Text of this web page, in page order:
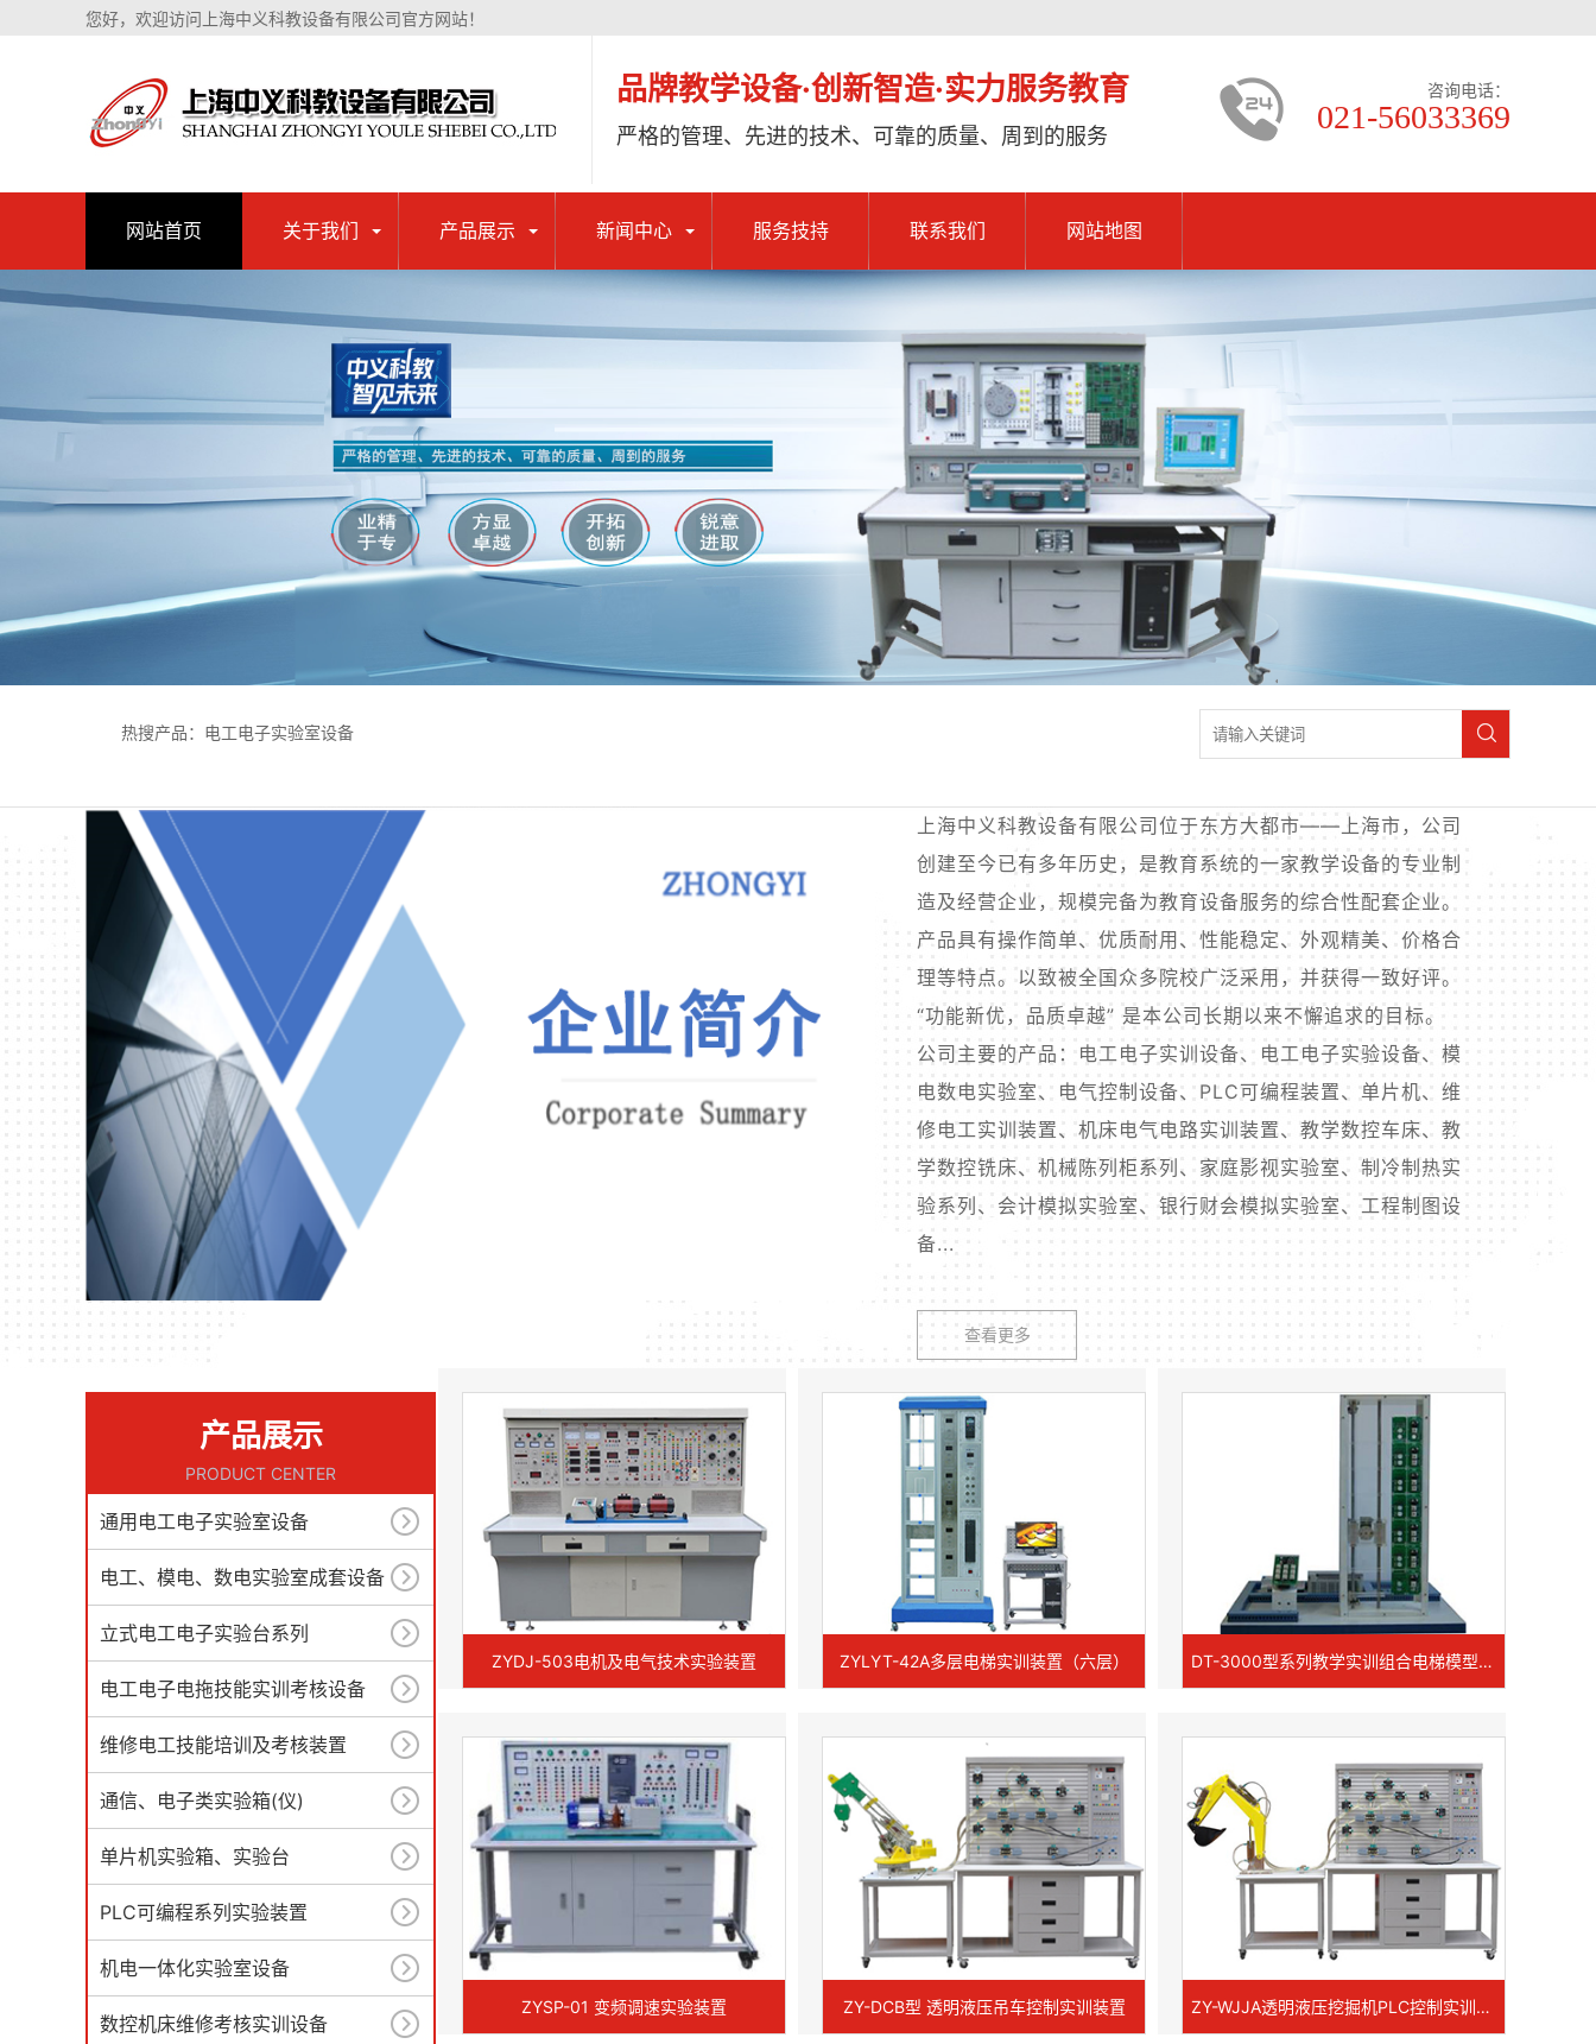
您好，欢迎访问上海中义科教设备有限公司官方网站！
品牌教学设备·创新智造·实力服务教育
严格的管理、先进的技术、可靠的质量、周到的服务
咨询电话：
021-56033369
网站首页 关于我们 产品展示 新闻中心 服务技持 联系我们 网站地图
热搜产品： 电工电子实验室设备
上海中义科教设备有限公司位于东方大都市——上海市，公司
创建至今已有多年历史，是教育系统的一家教学设备的专业制
造及经营企业，规模完备为教育设备服务的综合性配套企业。
产品具有操作简单、优质耐用、性能稳定、外观精美、价格合
理等特点。以致被全国众多院校广泛采用，并获得一致好评。
“功能新优，品质卓越” 是本公司长期以来不懈追求的目标。
公司主要的产品：电工电子实训设备、电工电子实验设备、模
电数电实验室、电气控制设备、PLC可编程装置、单片机、维
修电工实训装置、机床电气电路实训装置、教学数控车床、教
学数控铣床、机械陈列柜系列、家庭影视实验室、制冷制热实
验系列、会计模拟实验室、银行财会模拟实验室、工程制图设
备...
查看更多
产品展示
PRODUCT CENTER
通用电工电子实验室设备
电工、模电、数电实验室成套设备
立式电工电子实验台系列
电工电子电拖技能实训考核设备
维修电工技能培训及考核装置
通信、电子类实验箱(仪)
单片机实验箱、实验台
PLC可编程系列实验装置
机电一体化实验室设备
数控机床维修考核实训设备
ZYDJ-503电机及电气技术实验装置 ZYLYT-42A多层电梯实训装置（六层） DT-3000型系列教学实训组合电梯模型系列
ZYSP-01 变频调速实验装置 ZY-DCB型 透明液压吊车控制实训装置 ZY-WJJA透明液压挖掘机PLC控制实训装置